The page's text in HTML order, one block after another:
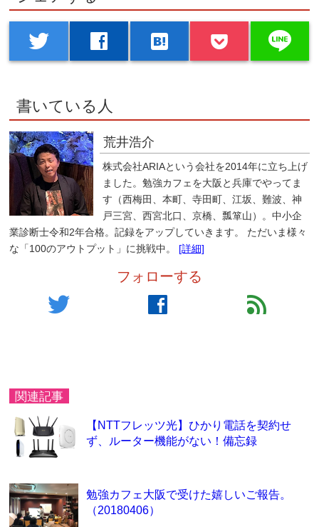
(新
し
い
ウ
ィ
ン
ウ
ま
す)
ッ
ク
し
い
ィ
ン
ウ
で
開
き
ま
す)
twitter facebook hatenabookmark line
書いている人
荒井浩介
株式会社ARIAという会社を2014年に立ち上げ
ました。勉強カフェを大阪と兵庫でやってま
す（西梅田、本町、寺田町、江坂、難波、神
戸三宮、西宮北口、京橋、瓢箪山）。中小企
業診断士令和2年合格。記録をアップしていきます。 ただいま様々
な「100のアウトプット」に挑戦中。 [詳細]
フォローする
twitter facebook feed
関連記事
【NTTフレッツ光】ひかり電話を契約せ
ず、ルーター機能がない！備忘録
勉強カフェ大阪で受けた嬉しいご報告。
（20180406）